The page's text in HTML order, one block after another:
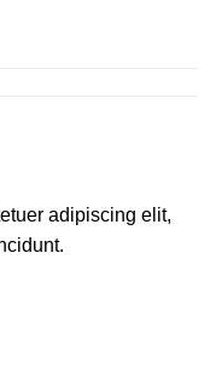
adipiscing elit,